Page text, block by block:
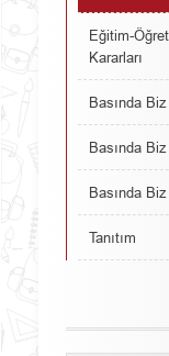
Eğitim-
Kararları
Basında
Basında
Basında
Tanıtım